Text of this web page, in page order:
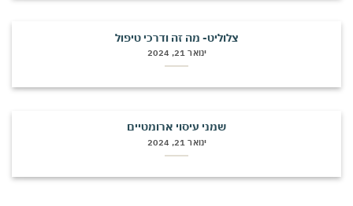
צלוליט- מה זה ודרכי טיפול
ינואר 21, 2024
שמני עיסוי ארומטיים
ינואר 21, 2024